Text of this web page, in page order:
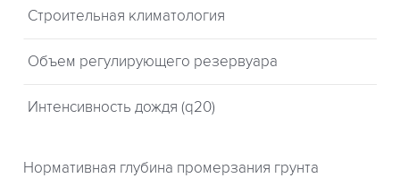
Строительная климатология
Объем регулирующего резервуара
Интенсивность дождя (q20)
Нормативная глубина промерзания грунта